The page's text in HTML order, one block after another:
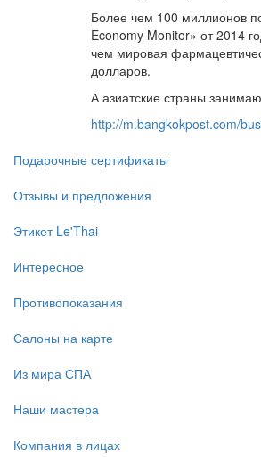
Более чем 100 миллионов
Economy Monitor» от 2014
чем мировая
долларов.
А азиатские страны
http://m.bangkokpost.com/
Подарочные сертификаты
Отзывы и предложения
Этикет Le'Thai
Интересное
Противопоказания
Салоны на карте
Из мира СПА
Наши мастера
Компания в лицах